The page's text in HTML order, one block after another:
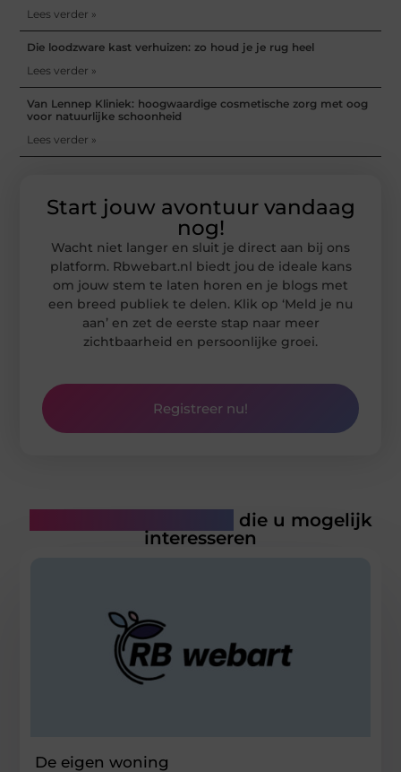
Lees verder »
Die loodzware kast verhuizen: zo houd je je rug heel
Lees verder »
Van Lennep Kliniek: hoogwaardige cosmetische zorg met oog
voor natuurlijke schoonheid
Lees verder »
Start jouw avontuur vandaag
nog!
Wacht niet langer en sluit je direct aan bij ons
platform. Rbwebart.nl biedt jou de ideale kans
om jouw stem te laten horen en je blogs met
een breed publiek te delen. Klik op ‘Meld je nu
aan’ en zet de eerste stap naar meer
zichtbaarheid en persoonlijke groei.
Registreer nu!
die u mogelijk
interesseren
De eigen woning